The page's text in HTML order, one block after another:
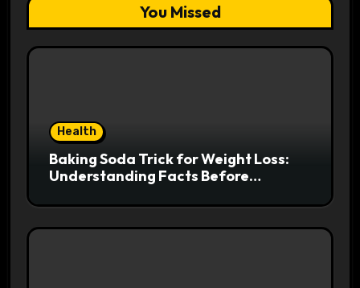
You Missed
Health
Baking Soda Trick for Weight Loss:
Understanding Facts Before